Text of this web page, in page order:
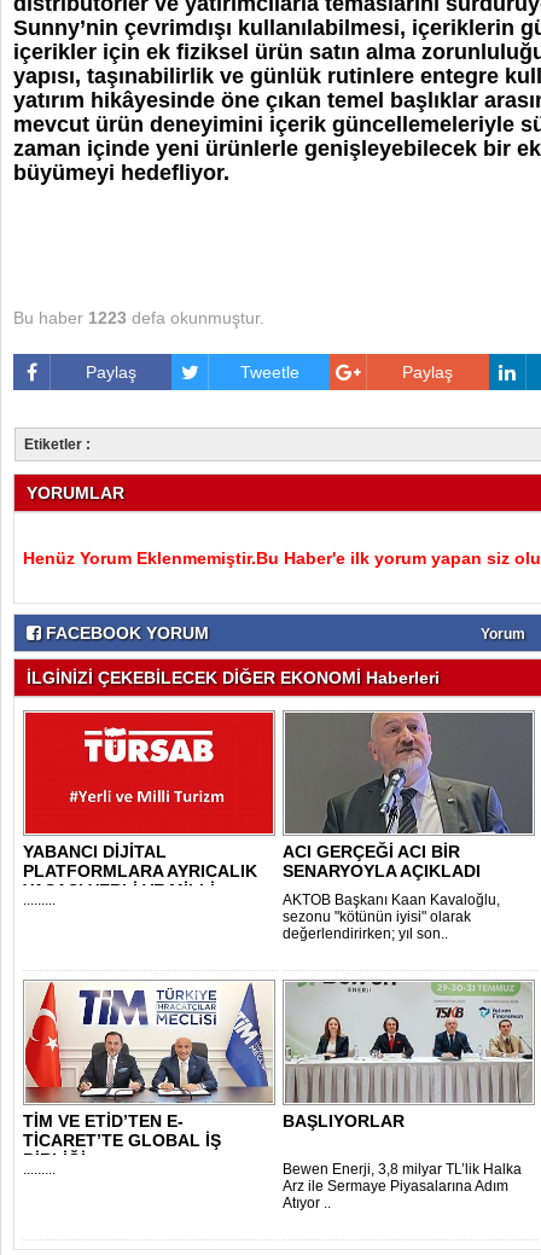
Sunny’nin çevrimdışı kullanılabilmesi, içeriklerin
içerikler için ek fiziksel ürün satın alma
yapısı, taşınabilirlik ve günlük rutinlere entegre
yatırım hikâyesinde öne çıkan temel başlıklar
mevcut ürün deneyimini içerik güncellemeleriyle
zaman içinde yeni ürünlerle genişleyebilecek bir
büyümeyi hedefliyor.
Bu haber 1223 defa okunmuştur.
Paylaş Tweetle Paylaş
Etiketler :
YORUMLAR
Henüz Yorum Eklenmemiştir.Bu Haber'e ilk yorum yapan siz
FACEBOOK YORUM Yorum
İLGİNİZİ ÇEKEBİLECEK DİĞER EKONOMİ Haberleri
YABANCI DİJİTAL
PLATFORMLARA AYRICALIK
YASASI YERLİ VE MİLLİ..
.........
ACI GERÇEĞİ ACI BİR
SENARYOYLA AÇIKLADI
AKTOB Başkanı Kaan Kavaloğlu,
sezonu "kötünün iyisi" olarak
değerlendirirken; yıl son..
TİM VE ETİD’TEN E-
TİCARET’TE GLOBAL İŞ
BİRLİĞİ
.........
BAŞLIYORLAR
Bewen Enerji, 3,8 milyar TL’lik Halka
Arz ile Sermaye Piyasalarına Adım
Atıyor ..